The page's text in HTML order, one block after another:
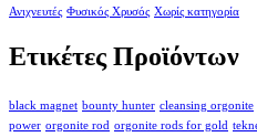
Ανιχνευτές Φυσικός Χρυσός Χωρίς κατηγορία
Ετικέτες Προϊόντων
black magnet bounty hunter cleansing orgonite
power orgonite rod orgonite rods for gold